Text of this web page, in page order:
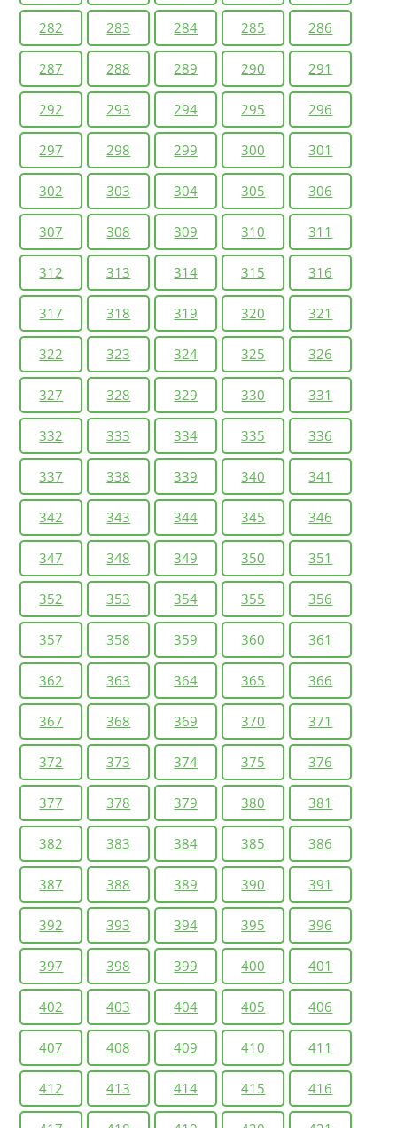
282 283 284 285 286
287 288 289 290 291
292 293 294 295 296
297 298 299 300 301
302 303 304 305 306
307 308 309 310 311
312 313 314 315 316
317 318 319 320 321
322 323 324 325 326
327 328 329 330 331
332 333 334 335 336
337 338 339 340 341
342 343 344 345 346
347 348 349 350 351
352 353 354 355 356
357 358 359 360 361
362 363 364 365 366
367 368 369 370 371
372 373 374 375 376
377 378 379 380 381
382 383 384 385 386
387 388 389 390 391
392 393 394 395 396
397 398 399 400 401
402 403 404 405 406
407 408 409 410 411
412 413 414 415 416